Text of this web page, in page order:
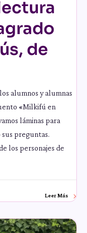
de
alumnos y alumnas
«Milkifú en
láminas para
preguntas.
los personajes de
Leer Más